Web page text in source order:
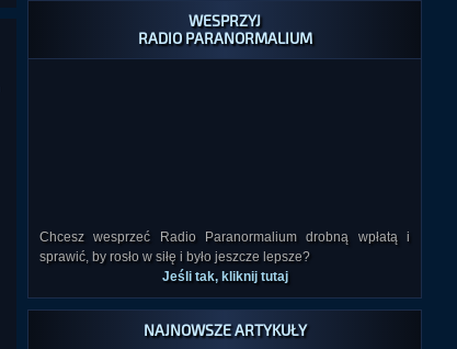
WESPRZYJ
RADIO PARANORMALIUM
Chcesz wesprzeć Radio Paranormalium drobną wpłatą i
sprawić, by rosło w siłę i było jeszcze lepsze?
Jeśli tak, kliknij tutaj
NAJNOWSZE ARTYKUŁY